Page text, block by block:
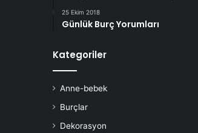
25 Ekim 2018
Günlük Burç Yorumları
Kategoriler
Anne-bebek
Burçlar
Dekorasyon